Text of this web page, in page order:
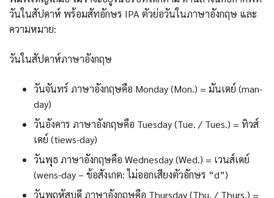
วันในสัปดาห์ พร้อมสัทอักษร IPA ตัวย่อวันในภาษาอังกฤษ และ
ความหมาย:
วันในสัปดาห์ภาษาอังกฤษ
วันจันทร์ ภาษาอังกฤษคือ Monday (Mon.) = มันเดย์ (man-
day)
วันอังคาร ภาษาอังกฤษคือ Tuesday (Tue. / Tues.) = ทิวส์
เดย์ (tiews-day)
วันพุธ ภาษาอังกฤษคือ Wednesday (Wed.) = เวนส์เดย์
(wens-day – ข้อสังเกต: ไม่ออกเสียงตัวอักษร “d”)
วันพฤหัสบดี ภาษาอังกฤษคือ Thursday (Thu. / Thurs.) =